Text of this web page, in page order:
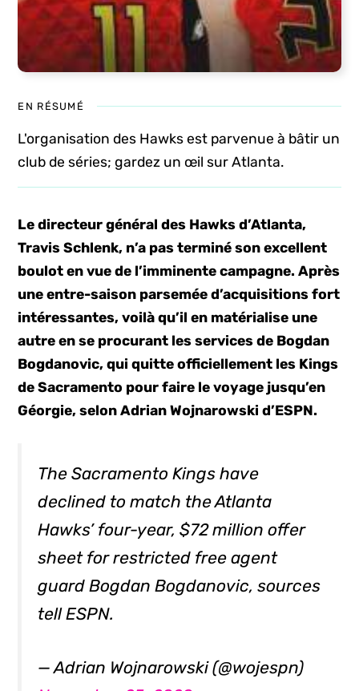
EN RÉSUMÉ
L'organisation des Hawks est parvenue à bâtir un
club de séries; gardez un œil sur Atlanta.
Le directeur général des Hawks d’Atlanta,
Travis Schlenk, n’a pas terminé son excellent
boulot en vue de l’imminente campagne. Après
une entre-saison parsemée d’acquisitions fort
intéressantes, voilà qu’il en matérialise une
autre en se procurant les services de Bogdan
Bogdanovic, qui quitte officiellement les Kings
de Sacramento pour faire le voyage jusqu’en
Géorgie, selon Adrian Wojnarowski d’ESPN.
The Sacramento Kings have
declined to match the Atlanta
Hawks’ four-year, $72 million offer
sheet for restricted free agent
guard Bogdan Bogdanovic, sources
tell ESPN.
— Adrian Wojnarowski (@wojespn)